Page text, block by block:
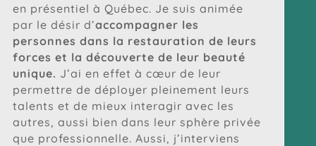
en présentiel à Québec. Je suis animée
par le désir d’accompagner les
personnes dans la restauration de leurs
forces et la découverte de leur beauté
unique. J’ai en effet à cœur de leur
permettre de déployer pleinement leurs
talents et de mieux interagir avec les
autres, aussi bien dans leur sphère privée
que professionnelle. Aussi, j’interviens